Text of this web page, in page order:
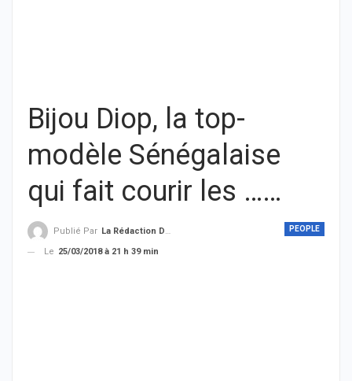
Bijou Diop, la top-
modèle Sénégalaise
qui fait courir les ……
PEOPLE
Publié Par La Rédaction De THIEYSENEGAL.com
Le 25/03/2018 à 21 h 39 min